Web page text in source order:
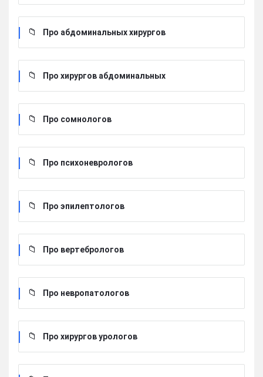
Про абдоминальных хирургов
Про хирургов абдоминальных
Про сомнологов
Про психоневрологов
Про эпилептологов
Про вертебрологов
Про невропатологов
Про хирургов урологов